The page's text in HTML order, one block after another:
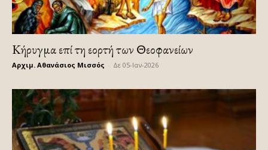
Κήρυγμα επί τη εορτή των Θεοφανείων
Αρχιμ. Αθανάσιος Μισσός Δε 05-Ιαν-2026